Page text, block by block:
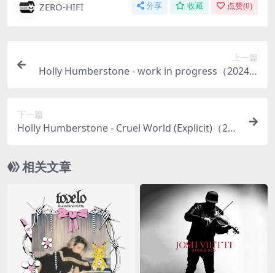
ZERO-HIFI 分享 收藏 点赞(0)
上一篇
Holly Humberstone - work in progress（2024/F
下一篇
Holly Humberstone - Cruel World (Explicit)（202
相关文章